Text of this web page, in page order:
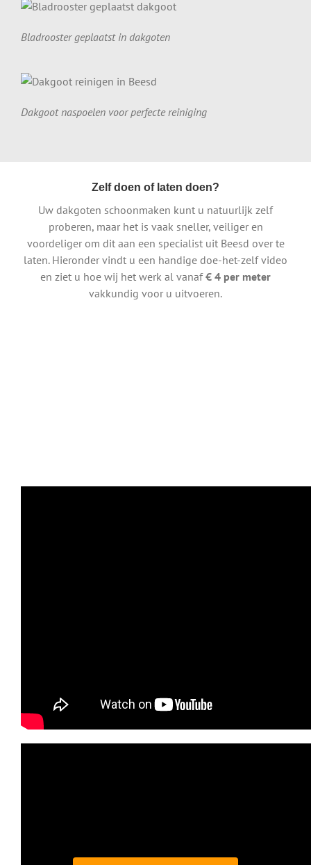
Bladrooster geplaatst in dakgoten
Dakgoot naspoelen voor perfecte reiniging
Zelf doen of laten doen?
Uw dakgoten schoonmaken kunt u natuurlijk zelf
proberen, maar het is vaak sneller, veiliger en
voordeliger om dit aan een specialist uit Beesd over te
laten. Hieronder vindt u een handige doe-het-zelf video
en ziet u hoe wij het werk al vanaf€ 4 per meter
vakkundig voor u uitvoeren.